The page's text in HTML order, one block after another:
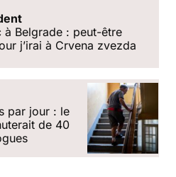
à Belgrade : peut-être
j’irai à Crvena zvezda
par jour : le
de 40